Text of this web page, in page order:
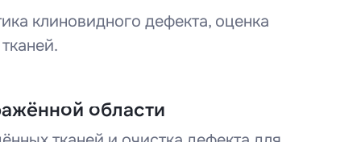
клиновидного дефекта, оценка
области